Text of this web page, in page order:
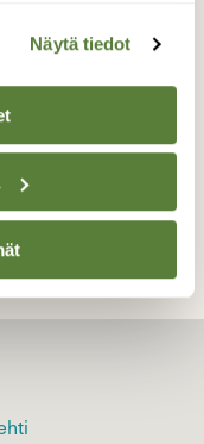
Näytä tiedotHintsa